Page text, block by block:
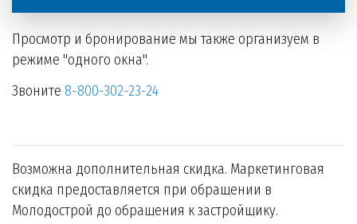
Просмотр и бронирование мы также организуем в
режиме "одного окна".
Звоните 8-800-302-23-24
Возможна дополнительная скидка. Маркетинговая
скидка предоставляется при обращении в
Молодострой до обращения к застройщику.